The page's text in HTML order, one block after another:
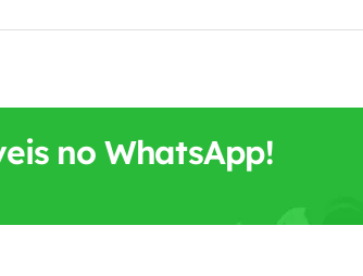
no WhatsApp!